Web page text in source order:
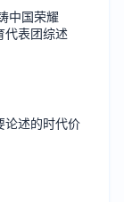
中国荣耀
表团综述
述的时代价